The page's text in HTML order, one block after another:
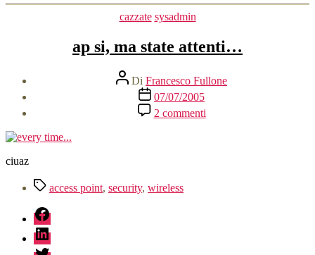
Categorie
cazzate sysadmin
ap si, ma state attenti…
Autore
articolo
Di Francesco Fullone
Data
dell'articolo
07/07/2005
2 commentisu
ap
ciuaz
Tag access point, security, wireless
fb
linkedin
twitter